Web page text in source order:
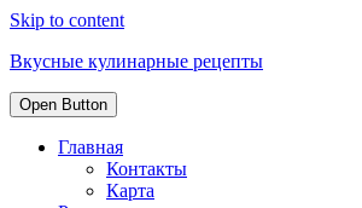
Skip to content
Вкусные кулинарные рецепты
Open Button
Главная
Контакты
Карта